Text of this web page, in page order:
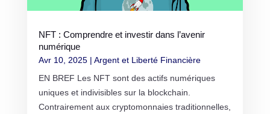
NFT : Comprendre et investir dans l’avenir
numérique
Avr 10, 2025| Argent et Liberté Financière
EN BREF Les NFT sont des actifs numériques
uniques et indivisibles sur la blockchain.
Contrairement aux cryptomonnaies traditionnelles,